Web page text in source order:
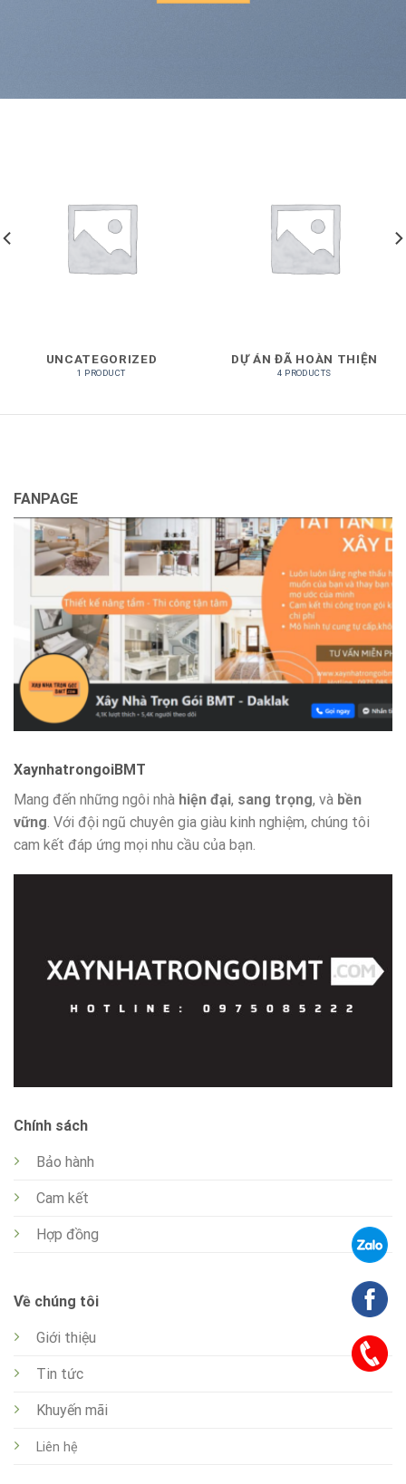
UNCATEGORIZED
1 PRODUCT
DỰ ÁN ĐÃ HOÀN THIỆN
4 PRODUCTS
FANPAGE
Chính sách
Bảo hành
Cam kết
Hợp đồng
Về chúng tôi
Giới thiệu
Tin tức
Khuyến mãi
Liên hệ
XaynhatrongoiBMT
Mang đến những ngôi nhà hiện đại, sang trọng, và bền
vững . Với đội ngũ chuyên gia giàu kinh nghiệm, chúng tôi
cam kết đáp ứng mọi nhu cầu của bạn.